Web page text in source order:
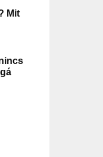
Mit